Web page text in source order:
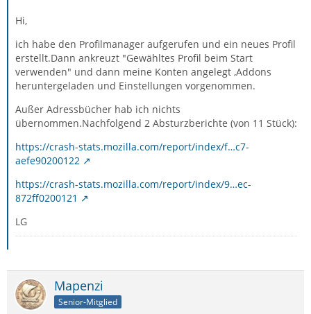
Hi,
ich habe den Profilmanager aufgerufen und ein neues Profil
erstellt.Dann ankreuzt "Gewähltes Profil beim Start
verwenden" und dann meine Konten angelegt ,Addons
heruntergeladen und Einstellungen vorgenommen.
Außer Adressbücher hab ich nichts
übernommen.Nachfolgend 2 Absturzberichte (von 11 Stück):
https://crash-stats.mozilla.com/report/index/f…c7-
aefe90200122
https://crash-stats.mozilla.com/report/index/9…ec-
872ff0200121
LG
Mapenzi
Senior-Mitglied